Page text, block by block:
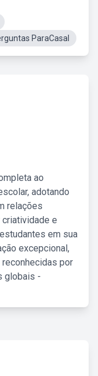
ParaCasal
ao
adotando
relações
e
em sua
excepcional,
por
globais -